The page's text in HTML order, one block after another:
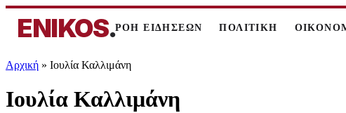
ENIKOS.ΡΟΗ ΕΙΔΗΣΕΩΝ ΠΟΛΙΤΙΚΗ
Αρχική » Ιουλία Καλλιμάνη
Ιουλία Καλλιμάνη